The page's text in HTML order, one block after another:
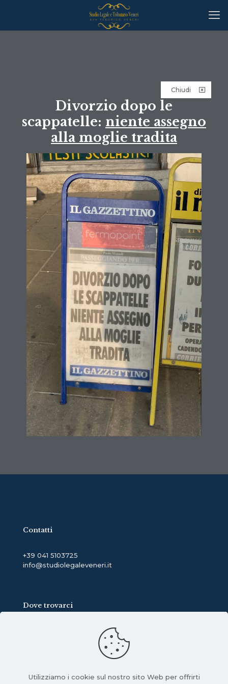
Chiudi
Divorzio dopo le
scappatelle: niente assegno
alla moglie tradita
Contatti
+39 041 5103725
info@studiolegaleveneri.it
Dove trovarci
Via Giuseppe Mazzini, 48
Privacy policy
Utilizziamo i cookie sul nostro sito Web per offrirti